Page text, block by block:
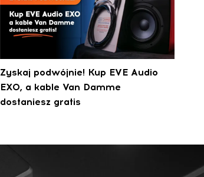
Zyskaj podwójnie! Kup EVE Audio
EXO, a kable Van Damme
dostaniesz gratis